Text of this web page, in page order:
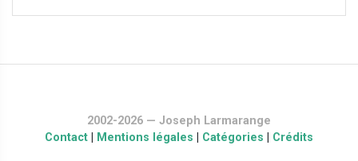
2002-2026 — Joseph Larmarange
Contact
Mentions légales Catégories Crédits